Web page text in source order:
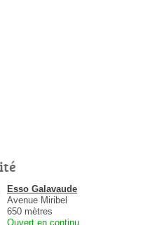
Esso Galavaude
Avenue Miribel
650 mètres
Ouvert en continu